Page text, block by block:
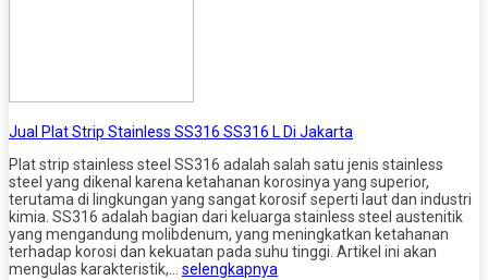
Jual Plat Strip Stainless SS316 SS316 L Di Jakarta
Plat strip stainless steel SS316 adalah salah satu jenis stainless
steel yang dikenal karena ketahanan korosinya yang superior,
terutama di lingkungan yang sangat korosif seperti laut dan industri
kimia. SS316 adalah bagian dari keluarga stainless steel austenitik
yang mengandung molibdenum, yang meningkatkan ketahanan
terhadap korosi dan kekuatan pada suhu tinggi. Artikel ini akan
mengulas karakteristik,… selengkapnya